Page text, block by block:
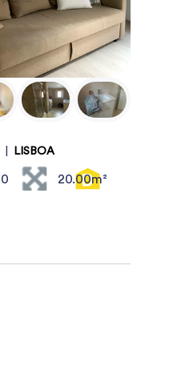
LISBOA
0 20.00m²